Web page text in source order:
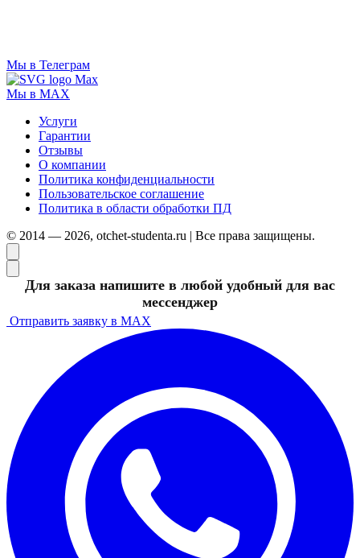
Мы в Телеграм
Мы в MAX
Услуги
Гарантии
Отзывы
О компании
Политика конфиденциальности
Пользовательское соглашение
Политика в области обработки ПД
© 2014 — 2026, otchet-studenta.ru | Все права защищены.
Для заказа напишите в любой удобный для вас
мессенджер
Отправить заявку в MAX